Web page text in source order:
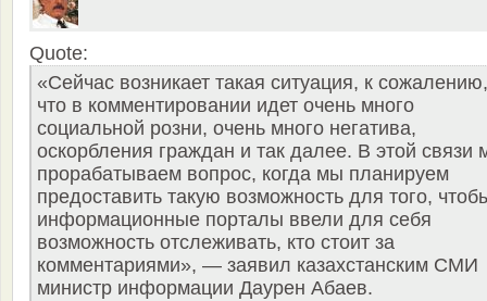
Quote:
«Сейчас возникает такая ситуация, к сожалению,
что в комментировании идет очень много
социальной розни, очень много негатива,
оскорбления граждан и так далее. В этой связи
прорабатываем вопрос, когда мы планируем
предоставить такую возможность для того,
информационные порталы ввели для себя
возможность отслеживать, кто стоит за
комментариями», — заявил казахстанским СМИ
министр информации Даурен Абаев.